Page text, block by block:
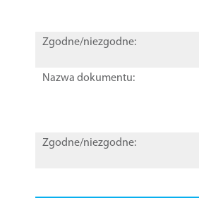
Zgodne/niezgodne:
Nazwa dokumentu:
Zgodne/niezgodne: